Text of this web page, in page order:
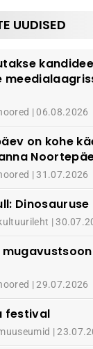
UUDISED
06.08.2026
on kohe
31.07.2026
Dinosauruse
29.07.2026
festival